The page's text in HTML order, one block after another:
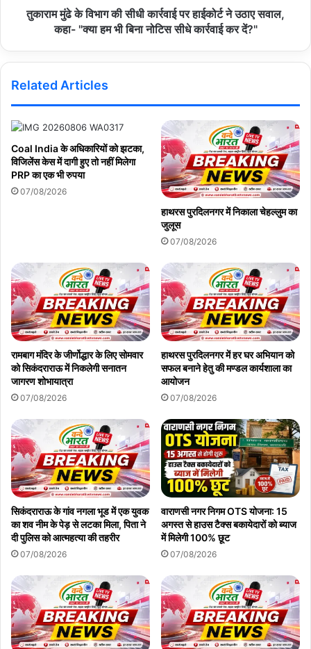
तुकाराम मुंढे के विभाग की सीधी कार्रवाई पर हाईकोर्ट ने उठाए सवाल,
कहा- "क्या हम भी बिना नोटिस सीधे कार्रवाई कर दें?"
Related Articles
Coal India के अधिकारियों को झटका,
विजिलेंस केस में दागी हुए तो नहीं मिलेगा
PRP का एक भी रुपया
07/08/2026
हाथरस पुरदिलनगर में निकाला चेहल्लुम का
जुलूस
07/08/2026
रामबाग मंदिर के जीर्णोद्धार के लिए सोमवार
को सिकंदराराऊ में निकलेगी सनातन
जागरण शोभायात्रा
07/08/2026
हाथरस पुरदिलनगर में हर घर अभियान को
सफल बनाने हेतु की मण्डल कार्यशाला का
आयोजन
07/08/2026
सिकंदराराऊ के गांव नगला भूड में एक युवक
का शव नीम के पेड़ से लटका मिला, पिता ने
दी पुलिस को आत्महत्या की तहरीर
07/08/2026
वाराणसी नगर निगम OTS योजना: 15
अगस्त से हाउस टैक्स बकायेदारों को ब्याज
में मिलेगी 100% छूट
07/08/2026